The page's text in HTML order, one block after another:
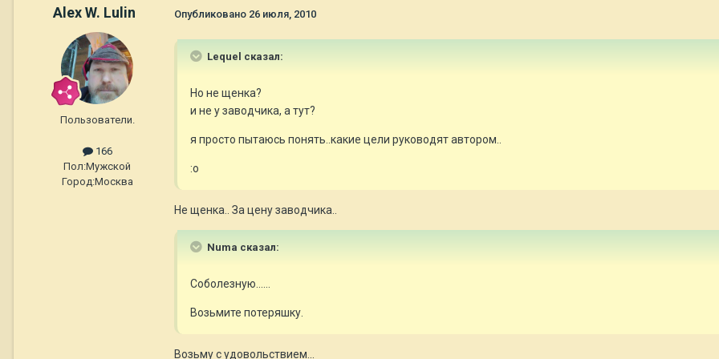
Alex W. Lulin
Пользователи.
166
Пол:Мужской
Город:Москва
Опубликовано 26 июля, 2010
Lequel сказал:
Но не щенка?
и не у заводчика, а тут?
я просто пытаюсь понять..какие цели руководят автором..
:o
Не щенка.. За цену заводчика..
Numa сказал:
Соболезную......
Возьмите потеряшку.
Возьму с удовольствием...